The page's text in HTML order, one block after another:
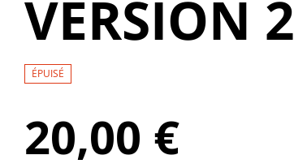
VERSION 2
ÉPUISÉ
20,00 €